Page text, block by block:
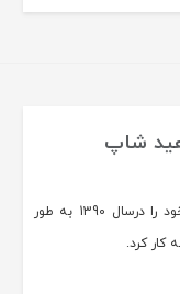
شاپ
فروشگاه اینترنتی لوازم آرایشی آناهید فعالیت خود را درسال 1390 به طور
کار کرد.